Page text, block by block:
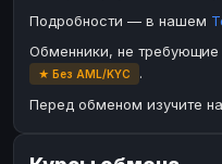
Paxum
Perfect Money
Payoneer
Подробности — в нашем
Обменники, не
★ Без AML/KYC
.
Перед обменом изучите